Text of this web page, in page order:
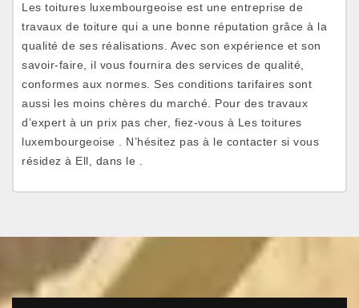
Les toitures luxembourgeoise est une entreprise de
travaux de toiture qui a une bonne réputation grâce à la
qualité de ses réalisations. Avec son expérience et son
savoir-faire, il vous fournira des services de qualité,
conformes aux normes. Ses conditions tarifaires sont
aussi les moins chères du marché. Pour des travaux
d’expert à un prix pas cher, fiez-vous à Les toitures
luxembourgeoise . N’hésitez pas à le contacter si vous
résidez à Ell, dans le .